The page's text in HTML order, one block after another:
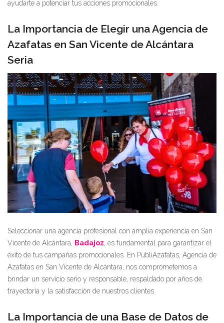
ayudarte a potenciar tus acciones promocionales.
La Importancia de Elegir una Agencia de
Azafatas en San Vicente de Alcántara
Seria
Seleccionar una agencia profesional con amplia experiencia en San
Vicente de Alcántara,
Badajoz , es fundamental para garantizar el
éxito de tus campañas promocionales. En PubliAzafatas, Agencia de
Azafatas en San Vicente de Alcántara, nos comprometemos a
brindar un servicio serio y responsable, respaldado por años de
trayectoria y la satisfacción de nuestros clientes.
La Importancia de una Base de Datos de